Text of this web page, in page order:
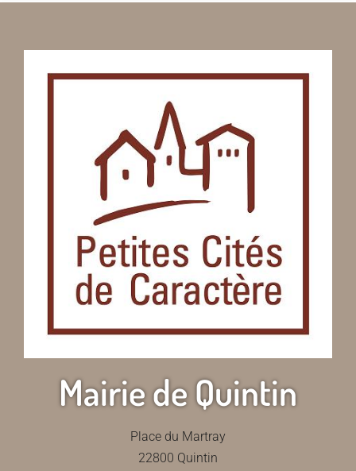
Mairie de Quintin
Place du Martray
22800 Quintin